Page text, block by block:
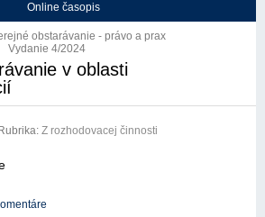
Online časopis
obstarávanie - právo a prax
Vydanie 4/2024
v oblasti
Rubrika: Z rozhodovacej činnosti